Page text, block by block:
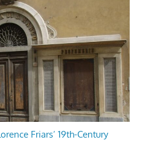
Friars’ 19th-Century